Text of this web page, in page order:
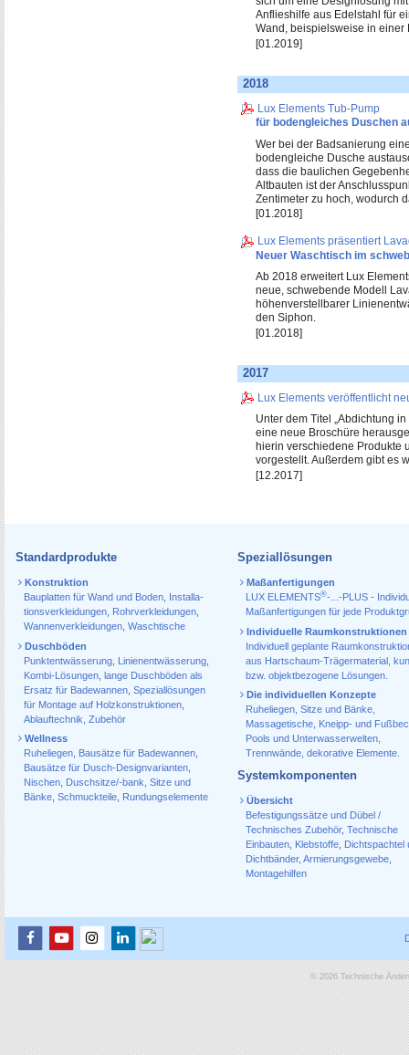
Anflieshilfe aus Edelstahl für
Wand, beispielsweise in einer
[01.2019]
2018
Lux Elements Tub-Pump
für bodengleiches Duschen
Wer bei der Badsanierung
bodengleiche Dusche
dass die baulichen
Altbauten ist der
Zentimeter zu hoch, wodurch
[01.2018]
Lux Elements präsentiert
Neuer Waschtisch im
Ab 2018 erweitert Lux
neue, schwebende Modell
höhenverstellbarer
den Siphon.
[01.2018]
2017
Lux Elements veröffentlicht
Unter dem Titel „Abdichtung
eine neue Broschüre
hierin verschiedene Produkte
vorgestellt. Außerdem gibt es
[12.2017]
Standardprodukte
Konstruktion
Bauplatten für Wand und Boden Installa­
tions­verkleidungen Rohr­verkleidungen
Wannen­verkleidungen Waschtische
Duschböden
Punktentwässerung Linienentwässerung
Kombi-Lösungen lange Duschböden als
Ersatz für Badewannen Speziallösungen
für Montage auf Holzkonstruktionen
Ablauf­technik, Zubehör
Wellness
Ruheliegen
Bausätze für Badewannen
Bausätze für Dusch-Designvarianten
Nischen
Duschsitze/-bank Sitze und
Bänke Schmuckteile Rundungselemente
Speziallösungen
Maßanfertigungen
LUX ELEMENTS®-...-PLUS -
Maßanfertigungen für jede
Individuelle Raumkonstruktionen
Individuell geplante
aus Hartschaum-Trägermaterial,
bzw. objektbezogene Lösungen.
Die individuellen Konzepte
Ruheliegen, Sitze und Bänke,
Massagetische, Kneipp- und
Pools und Unterwasserwelten,
Trennwände, dekorative Elemente.
Systemkomponenten
Übersicht
Befestigungssätze und Dübel /
Technisches Zubehör, Technische
Einbauten, Klebstoffe,
Dichtspachtel
Dichtbänder, Armierungsgewebe,
Montagehilfen
© 2026 Technische